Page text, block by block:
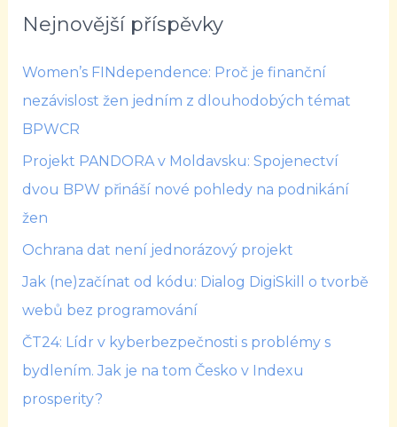
Nejnovější příspěvky
Women’s FINdependence: Proč je finanční
nezávislost žen jedním z dlouhodobých témat
BPWCR
Projekt PANDORA v Moldavsku: Spojenectví
dvou BPW přináší nové pohledy na podnikání
žen
Ochrana dat není jednorázový projekt
Jak (ne)začínat od kódu: Dialog DigiSkill o tvorbě
webů bez programování
ČT24: Lídr v kyberbezpečnosti s problémy s
bydlením. Jak je na tom Česko v Indexu
prosperity?